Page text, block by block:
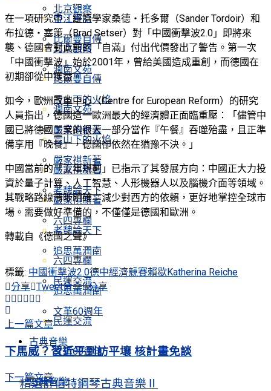
北京觀察
比爾曼自傳
潤南文苑
雪山下的火焰
嚴家祺新著
嚴家祺新著
老魏論天下
六四專欄
追思萬潤南
民運交流
文革60週年
古典音樂
精選舒伯特鋼琴古典音樂Ⅱ
香江寄語
北京觀察
比爾曼自傳
潤南文苑
雪山下的火焰
嚴家祺新著
嚴家祺新著
老魏論天下
六四專欄
追思萬潤南
民運交流
文革60週年
古典音樂
在一項研究中，經濟學家桑德‧托多爾（Sander Tordoir）和
布拉德‧塞策（Brad Setser）對「中國衝擊波2.0」即將來
襲、德國會對此前的「自滿」付出代價發出了警告。第一次
「中國衝擊波」始於2001年，曾給美國造成重創，而德國在
初期卻從中獲益。
如今，歐洲改革中心（Centre for European Reform）的研究
人員指出，德國這一歐洲最大的經濟體正面臨重壓：「儘管中
國已將德國工業的很大一部分當作『午餐』吞噬殆盡，且正準
備享用『晚餐』，德國卻依然在猶豫不決。」
中國當前的「五年規劃」已指示了其發展方向：中國正大力投
資於量子計算、人工智慧、人形機器人以及腦機介面等領域。
其戰略路線清晰明確：減少對西方的依賴，更好地掌控全球市
場。需要做好準備的，不僅僅是德國和歐洲。
轉載自《德國之聲》
標籤: 中國衝擊波2.0德中經濟競賽賴歇Katherina Reiche
分享 Tweet分享 分享
上一篇文章
下馬威？習近平到訪平壤 核計畫免談
下一篇文章